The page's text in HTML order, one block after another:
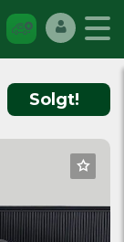
Solgt!